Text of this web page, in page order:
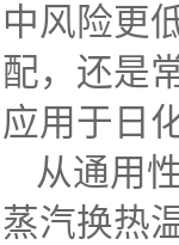
中风险更
配，还是
应用于日
从通用
蒸汽换热